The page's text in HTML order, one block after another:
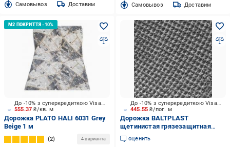
Cамовывоз Доставим Cамовывоз Доставим
555.37₴/кв. м
До -10% з суперкредиткою Visa Вигода
Дорожка PLATO HALI 6031 Grey
Beige 1 м
2 4 варианта
445.55₴/пог. м
До -10% з суперкредиткою Visa Вигода
Дорожка BALTPLAST
щетинистая грязезащитная
серый металик 0,88 м (4740069-
25)
оценить